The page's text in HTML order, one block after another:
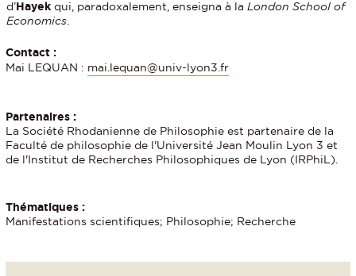
d’Hayek qui, paradoxalement, enseigna à laLondon School of
Economics
Contact :
Mai LEQUAN : mai.lequan@univ-lyon3.fr
Partenaires :
La Société Rhodanienne de Philosophie est partenaire de la
Faculté de philosophie de l'Université Jean Moulin Lyon 3 et
de l'Institut de Recherches Philosophiques de Lyon (IRPhiL).
Thématiques :
Manifestations scientifiques; Philosophie; Recherche